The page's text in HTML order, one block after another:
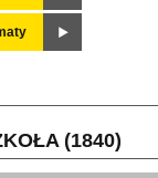
(1840)